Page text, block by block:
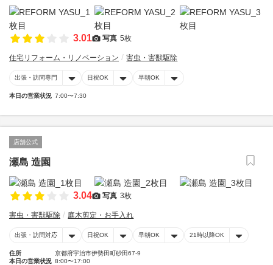
3.01 写真 5枚
住宅リフォーム・リノベーション 害虫・害獣駆除
出張・訪問専門 日祝OK 早朝OK
本日の営業状況 7:00〜7:30
店舗公式
瀬島 造園
3.04 写真 3枚
害虫・害獣駆除 庭木剪定・お手入れ
出張・訪問対応 日祝OK 早朝OK 21時以降OK
住所
京都府宇治市伊勢田町砂田67-9
本日の営業状況 8:00〜17:00